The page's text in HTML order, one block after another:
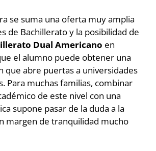
se suma una oferta muy amplia
de Bachillerato y la posibilidad de
Dual Americano en
el alumno puede obtener una
que abre puertas a universidades
Para muchas familias, combinar
de este nivel con una
supone pasar de la duda a la
margen de tranquilidad mucho